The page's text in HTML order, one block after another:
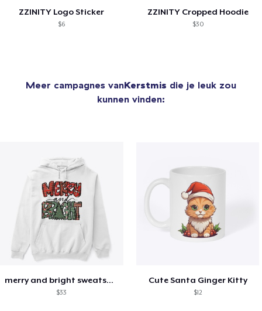
ZZINITY Logo Sticker
$6
ZZINITY Cropped Hoodie
$30
Meer campagnes vanKerstmis die je leuk zou
kunnen vinden:
merry and bright sweatshirt christmas
$33
Cute Santa Ginger Kitty
$12